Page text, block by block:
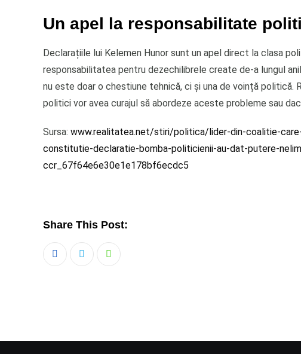
Un apel la responsabilitate
Declarațiile lui Kelemen Hunor sunt un apel direct la clasa
responsabilitatea pentru dezechilibrele create de-a lungul
nu este doar o chestiune tehnică, ci și una de voință politică.
politici vor avea curajul să abordeze aceste probleme sau
Sursa: www.realitatea.net/stiri/politica/lider-din-coalitie-
constitutie-declaratie-bomba-politicienii-au-dat-putere-
ccr_67f64e6e30e1e178bf6ecdc5
Share This Post:
Whatsapp